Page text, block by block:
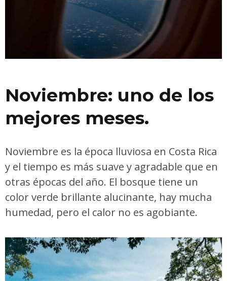
Noviembre: uno de los
mejores meses.
Noviembre es la época lluviosa en Costa Rica
y el tiempo es más suave y agradable que en
otras épocas del año. El bosque tiene un
color verde brillante alucinante, hay mucha
humedad, pero el calor no es agobiante.